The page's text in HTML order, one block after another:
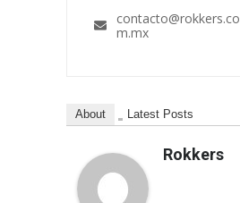
contacto@rokkers.co
m.mx
About Latest Posts
Rokkers